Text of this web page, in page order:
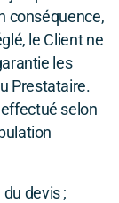
conséquence,
le Client ne
les
Prestataire.
selon
devis ;